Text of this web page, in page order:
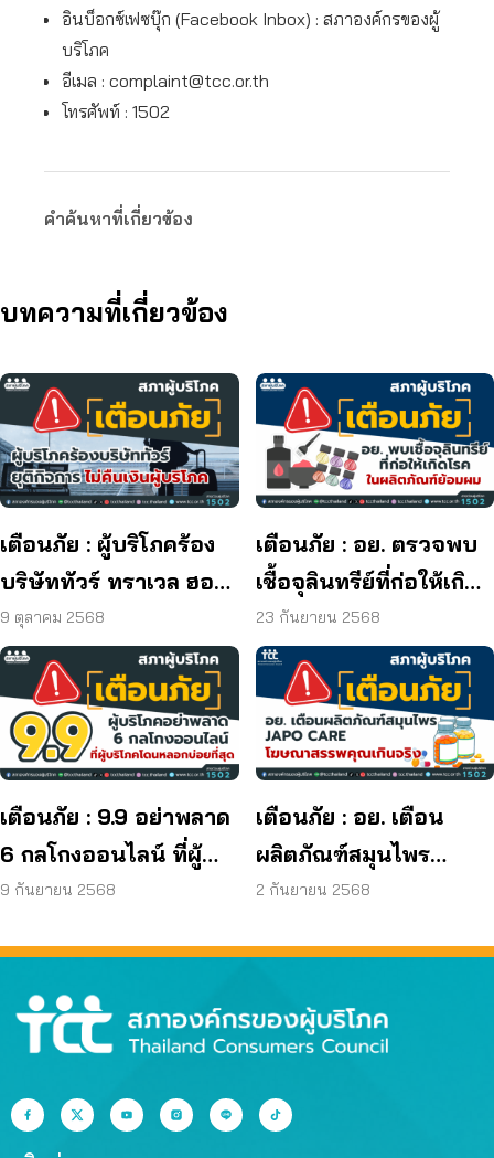
อินบ็อกซ์เฟซบุ๊ก (Facebook Inbox) : สภาองค์กรของผู้
บริโภค
อีเมล : complaint@tcc.or.th
โทรศัพท์ : 1502
คำค้นหาที่เกี่ยวข้อง
บทความที่เกี่ยวข้อง
เตือนภัย : ผู้บริโภคร้อง
บริษัททัวร์ ทราเวล ฮอลิ
เดย์ ยุติกิจการ ไม่คืนเงิน
ผู้บริโภค
9 ตุลาคม 2568
เตือนภัย : อย. ตรวจพบ
เชื้อจุลินทรีย์ที่ก่อให้เกิด
โรค และพบแบคทีเรีย
ยีสต์ และรา เกิน
มาตรฐานกำหนด ใน
ผลิตภัณฑ์ย้อมผม
23 กันยายน 2568
เตือนภัย : 9.9 อย่าพลาด
6 กลโกงออนไลน์ ที่ผู้
บริโภคโดนหลอกบ่อย
9 กันยายน 2568
เตือนภัย : อย. เตือน
ผลิตภัณฑ์สมุนไพร
JAPO CARE โฆษณา
2 กันยายน 2568